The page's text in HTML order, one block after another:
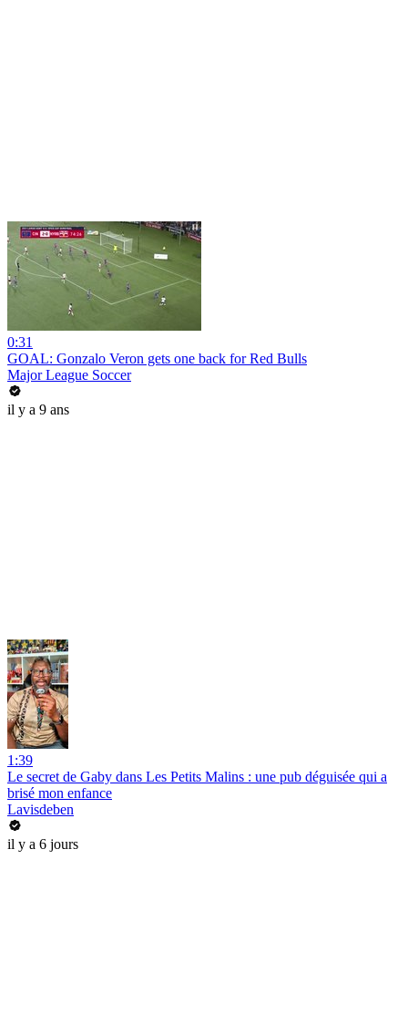
0:31
GOAL: Gonzalo Veron gets one back for Red Bulls
Major League Soccer
il y a 9 ans
1:39
Le secret de Gaby dans Les Petits Malins : une pub déguisée qui a
brisé mon enfance
Lavisdeben
il y a 6 jours